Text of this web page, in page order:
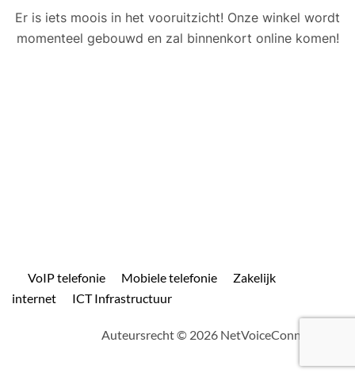
Er is iets moois in het vooruitzicht! Onze winkel wordt
momenteel gebouwd en zal binnenkort online komen!
VoIP telefonie Mobiele telefonie
Zakelijk
internet
ICT Infrastructuur
Auteursrecht © 2026 NetVoiceConnect.com